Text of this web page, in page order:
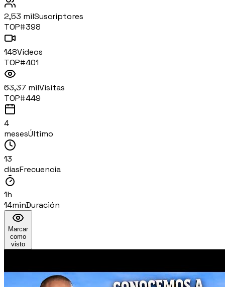
2,53 milSuscriptores
TOP#398
148Vídeos
TOP#401
63,37 milVisitas
TOP#449
4
mesesÚltimo
13
díasFrecuencia
1h
14minDuración
Marcar
como
visto